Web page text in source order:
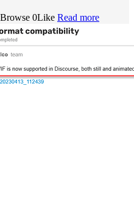
0Like Read more